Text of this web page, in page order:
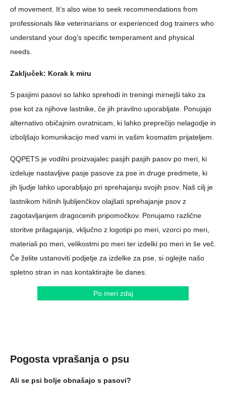
of movement. It’s also wise to seek recommendations from
professionals like veterinarians or experienced dog trainers who
understand your dog’s specific temperament and physical
needs.
Zaključek: Korak k miru
S pasjimi pasovi so lahko sprehodi in treningi mirnejši tako za
pse kot za njihove lastnike, če jih pravilno uporabljate. Ponujajo
alternativo običajnim ovratnicam, ki lahko preprečijo nelagodje in
izboljšajo komunikacijo med vami in vašim kosmatim prijateljem.
QQPETS je vodilni proizvajalec pasjih pasjih pasov po meri, ki
izdeluje nastavljive pasje pasove za pse in druge predmete, ki
jih ljudje lahko uporabljajo pri sprehajanju svojih psov. Naš cilj je
lastnikom hišnih ljubljenčkov olajšati sprehajanje psov z
zagotavljanjem dragocenih pripomočkov. Ponujamo različne
storitve prilagajanja, vključno z logotipi po meri, vzorci po meri,
materiali po meri, velikostmi po meri ter izdelki po meri in še več.
Če želite ustanoviti podjetje za izdelke za pse, si oglejte našo
spletno stran in nas kontaktirajte še danes.
Po meri zdaj
Pogosta vprašanja o psu
Ali se psi bolje obnašajo s pasovi?